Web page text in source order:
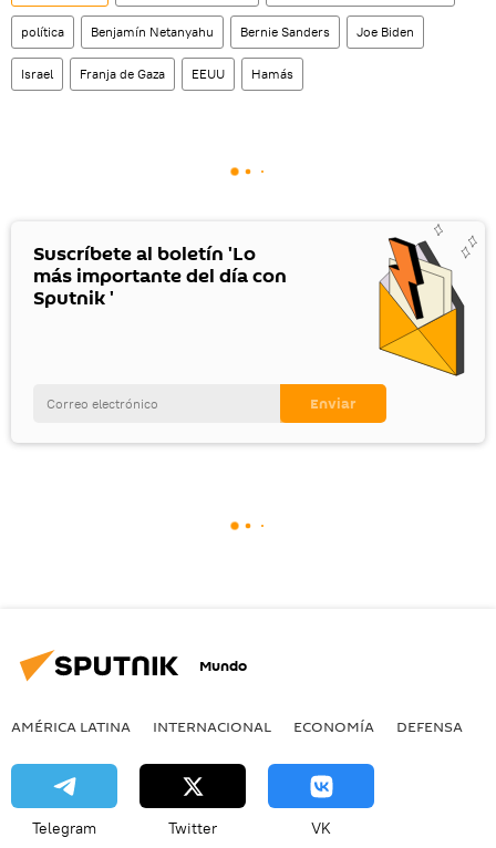
política Benjamín Netanyahu Bernie Sanders Joe Biden
Israel Franja de Gaza EEUU Hamás
Suscríbete al boletín 'Lo
más importante del día con
Sputnik '
Mundo
AMÉRICA LATINA INTERNACIONAL ECONOMÍA DEFENSA
Telegram Twitter VK